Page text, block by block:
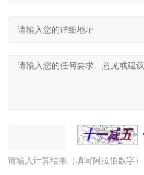
请输入计算结果（填写阿拉伯数字